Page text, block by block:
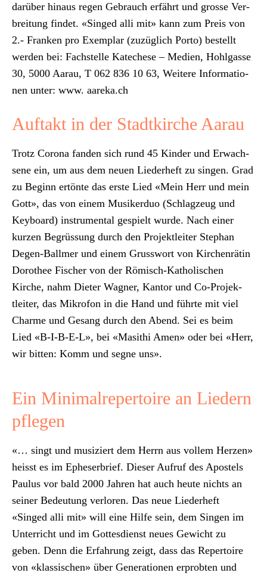
darüber hin­aus regen Gebrauch erfährt und grosse Ver­
bre­itung find­et. «Singed alli mit» kann zum Preis von
2.- Franken pro Exem­plar (zuzüglich Por­to) bestellt
wer­den bei: Fach­stelle Kat­e­ch­ese – Medi­en, Hohl­gasse
30, 5000 Aarau, T 062 836 10 63, Weit­ere Infor­ma­tio­
nen unter: www. aareka.ch
Auftakt in der Stadtkirche Aarau
Trotz Coro­na fan­den sich rund 45 Kinder und Erwach­
sene ein, um aus dem neuen Lieder­heft zu sin­gen. Grad
zu Beginn ertönte das erste Lied «Mein Herr und mein
Gott», das von einem Musik­er­duo (Schlagzeug und
Key­board) instru­men­tal gespielt wurde. Nach ein­er
kurzen Begrüs­sung durch den Pro­jek­tleit­er Stephan
Degen-Ballmer und einem Gruss­wort von Kirchen­rätin
Dorothee Fis­ch­er von der Römisch-Katholis­chen
Kirche, nahm Dieter Wag­n­er, Kan­tor und Co-Pro­jek­
tleit­er, das Mikro­fon in die Hand und führte mit viel
Charme und Gesang durch den Abend. Sei es beim
Lied «B‑I-B-E‑L», bei «Masithi Amen» oder bei «Herr,
wir bit­ten: Komm und seg­ne uns».
Ein Minimalrepertoire an Liedern
pflegen
«… singt und musiziert dem Her­rn aus vollem Herzen»
heisst es im Eph­eser­brief. Dieser Aufruf des Apos­tels
Paulus vor bald 2000 Jahren hat auch heute nichts an
sein­er Bedeu­tung ver­loren. Das neue Lieder­heft
«Singed alli mit» will eine Hil­fe sein, dem Sin­gen im
Unter­richt und im Gottes­di­enst neues Gewicht zu
geben. Denn die Erfahrung zeigt, dass das Reper­toire
von «klas­sis­chen» über Gen­er­a­tio­nen erprobten und